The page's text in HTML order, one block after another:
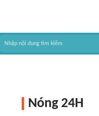
Nóng 24H